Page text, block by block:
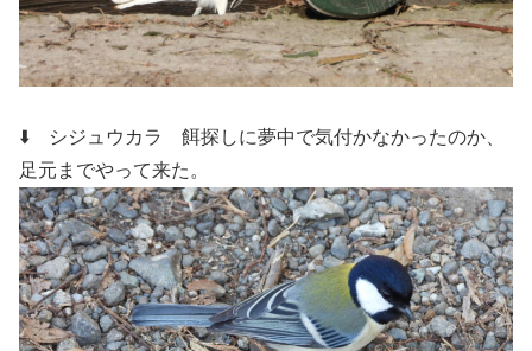
⬇️ シジュウカラ 餌探しに夢中で気付かなかったのか、
足元までやって来た。